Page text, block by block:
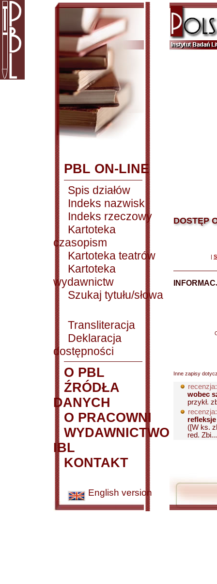
PBL ON-LINE
Spis działów
Indeks nazwisk
Indeks rzeczowy
Kartoteka
czasopism
Kartoteka teatrów
Kartoteka
wydawnictw
Szukaj tytułu/słowa
Transliteracja
Deklaracja
dostępności
O PBL
ŹRÓDŁA
DANYCH
O PRACOWNI
WYDAWNICTWO
IBL
KONTAKT
English version
DOSTĘP
|
Inne zapisy
recenzja:
wobec
przykł.
recenzja:
([W ks.
red.